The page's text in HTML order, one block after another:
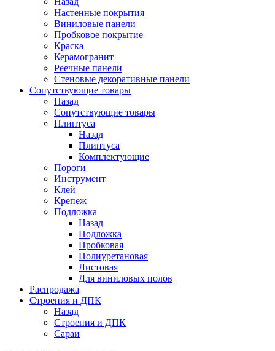
Настенные покрытия
Виниловые панели
Пробковое покрытие
Краска
Керамогранит
Реечные панели
Стеновые декоративные панели
Сопутствующие товары
Назад
Сопутствующие товары
Плинтуса
Назад
Плинтуса
Комплектующие
Пороги
Инструмент
Клей
Крепеж
Подложка
Назад
Подложка
Пробковая
Полиуретановая
Листовая
Для виниловых полов
Распродажа
Строения и ДПК
Назад
Строения и ДПК
Сараи